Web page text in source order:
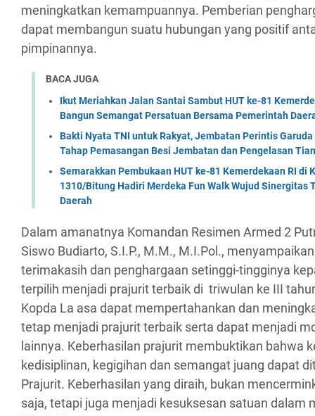
meningkatkan kemampuannya. Pemberian
dapat membangun suatu hubungan yang positif
pimpinannya.
BACA JUGA
Ikut Meriahkan Jalan Santai Sambut HUT ke-81
Bangun Semangat Persatuan Bersama Pemerintah
Bakti Nyata TNI untuk Rakyat, Jembatan Perintis
Tahap Pemasangan Besi Jembatan dan Pengelasan
Semarakkan Pembukaan HUT ke-81 Kemerdekaan RI di
1310/Bitung Hadiri Merdeka Fun Walk Wujud Sinergitas
Daerah
Dalam amanatnya Komandan Resimen Armed 2
Siswo Budiarto, S.I.P., M.M., M.I.Pol.,
terimakasih dan penghargaan setinggi-tingginya
terpilih menjadi prajurit terbaik di triwulan ke III
Kopda La asa dapat mempertahankan dan
tetap menjadi prajurit terbaik serta dapat menjadi
lainnya. Keberhasilan prajurit membuktikan bahwa
kedisiplinan, kegigihan dan semangat juang dapat
Prajurit. Keberhasilan yang diraih, bukan
saja, tetapi juga menjadi kesuksesan satuan dalam